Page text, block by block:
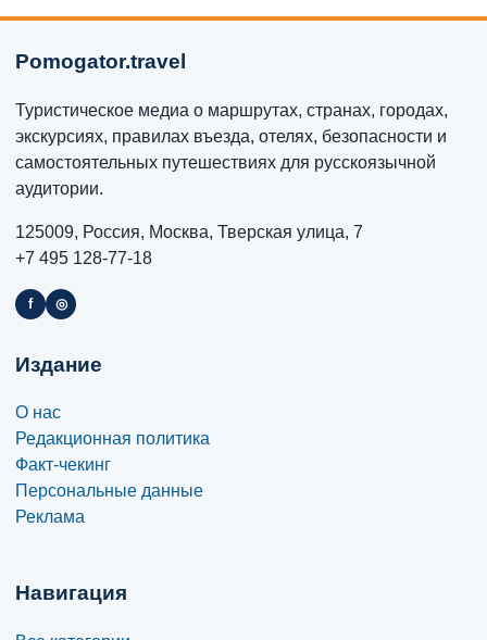
Pomogator.travel
Туристическое медиа о маршрутах, странах, городах,
экскурсиях, правилах въезда, отелях, безопасности и
самостоятельных путешествиях для русскоязычной
аудитории.
125009, Россия, Москва, Тверская улица, 7
+7 495 128-77-18
f ◎
Издание
О нас
Редакционная политика
Факт-чекинг
Персональные данные
Реклама
Навигация